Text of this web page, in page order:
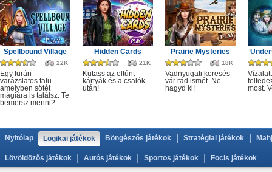
Spellbound Village
22K
Egy furán
varázslatos falu
amelyben sötét
mágiára is találsz. Te
bemersz menni?
Hidden Cards
21K
Kutass az eltűnt
kártyák és a csalók
után!
Prairie Mysteries
18K
Vadnyugati keresés
vár rád ismét. Ne
hagyd ki!
most.
Nyitólap Logikai játékok Böngészős játékok Stratégiai játékok
Lövöldözős játékok Autós játékok Sportos játékok Focis játékok